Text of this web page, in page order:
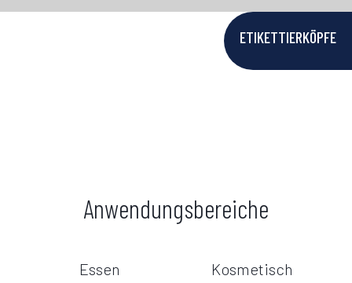
ETIKETTIERKÖPFE
Anwendungsbereiche
Essen Kosmetisch